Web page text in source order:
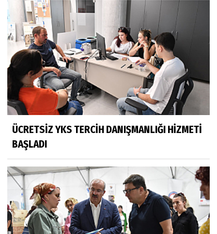
ÜCRETSİZ YKS TERCİH DANIŞMANLIĞI HİZMETİ
BAŞLADI